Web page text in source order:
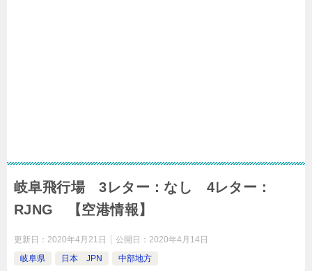
岐阜飛行場 3レター：なし 4レター：
RJNG 【空港情報】
更新日： 2020年4月21日 公開日： 2020年4月14日
岐阜県
日本 JPN 中部地方